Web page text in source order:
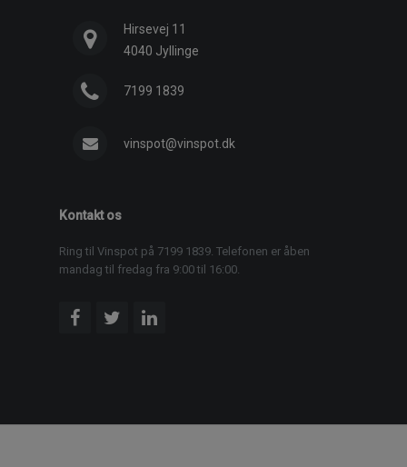
Hirsevej 11
4040 Jyllinge
7199 1839
vinspot@vinspot.dk
Kontakt os
Ring til Vinspot på 7199 1839. Telefonen er åben
mandag til fredag fra 9:00 til 16:00.